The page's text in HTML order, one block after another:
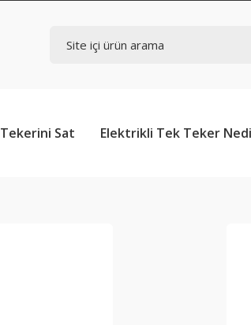
Tekerini Sat Elektrikli Tek Teker